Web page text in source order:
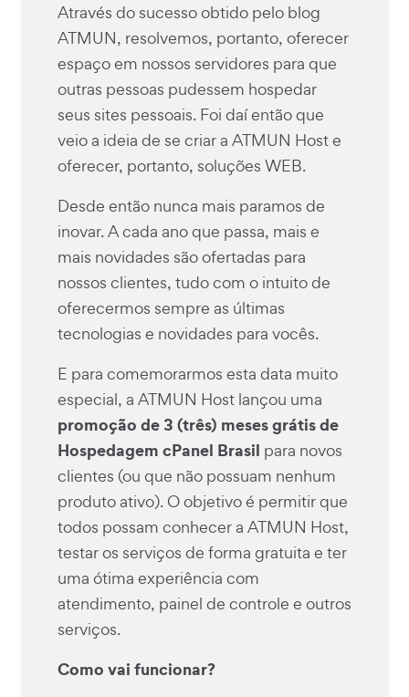
Através do sucesso obtido pelo blog
ATMUN, resolvemos, portanto, oferecer
espaço em nossos servidores para que
outras pessoas pudessem hospedar
seus sites pessoais. Foi daí então que
veio a ideia de se criar a ATMUN Host e
oferecer, portanto, soluções WEB.
Desde então nunca mais paramos de
inovar. A cada ano que passa, mais e
mais novidades são ofertadas para
nossos clientes, tudo com o intuito de
oferecermos sempre as últimas
tecnologias e novidades para vocês.
E para comemorarmos esta data muito
especial, a ATMUN Host lançou uma
promoção de 3 (três) meses grátis de
Hospedagem cPanel Brasil para novos
clientes (ou que não possuam nenhum
produto ativo). O objetivo é permitir que
todos possam conhecer a ATMUN Host,
testar os serviços de forma gratuita e ter
uma ótima experiência com
atendimento, painel de controle e outros
serviços.
Como vai funcionar?